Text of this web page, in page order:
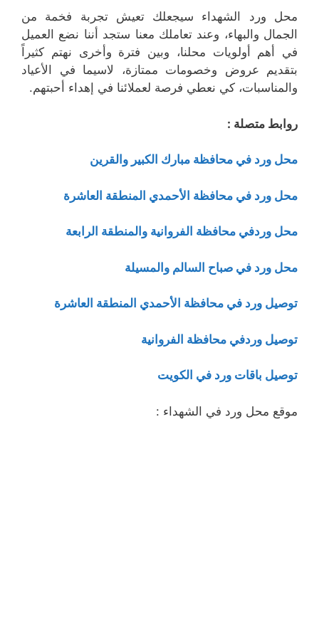
محل ورد الشهداء سيجعلك تعيش تجربة فخمة من
الجمال والبهاء، وعند تعاملك معنا ستجد أننا نضع العميل
في أهم أولويات محلنا، وبين فترة وأخرى نهتم كثيراً
بتقديم عروض وخصومات ممتازة، لاسيما في الأعياد
والمناسبات، كي نعطي فرصة لعملائنا في إهداء أحبتهم.
روابط متصلة :
محل ورد في محافظة مبارك الكبير والقرين
محل ورد في محافظة الأحمدي المنطقة العاشرة
محل وردفي محافظة الفروانية والمنطقة الرابعة
محل ورد في صباح السالم والمسيلة
توصيل ورد في محافظة الأحمدي المنطقة العاشرة
توصيل وردفي محافظة الفروانية
توصيل باقات ورد في الكويت
موقع محل ورد في الشهداء :